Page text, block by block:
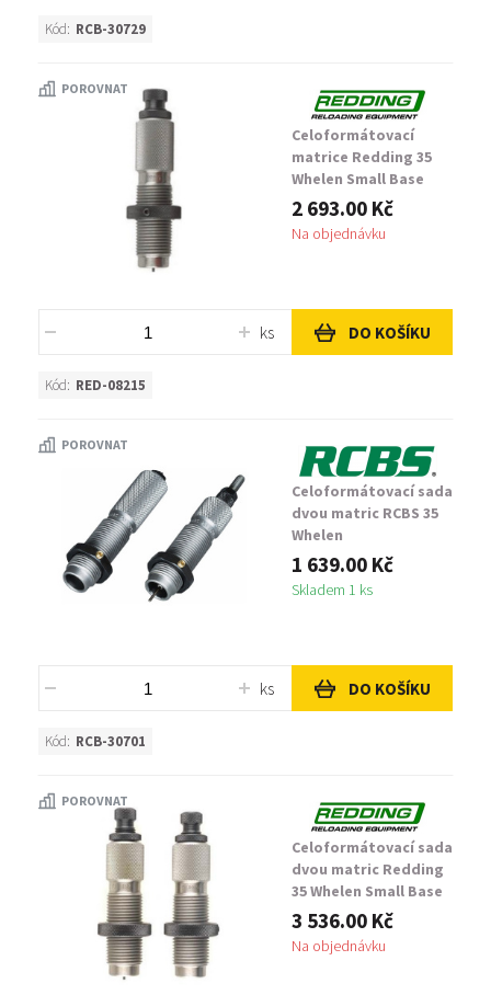
Kód: RCB-30729
POROVNAT
Celoformátovací
matrice Redding 35
Whelen Small Base
2 693.00 Kč
Na objednávku
ks DO KOŠÍKU
Kód: RED-08215
POROVNAT
Celoformátovací sada
dvou matric RCBS 35
Whelen
1 639.00 Kč
Skladem 1 ks
ks DO KOŠÍKU
Kód: RCB-30701
POROVNAT
Celoformátovací sada
dvou matric Redding
35 Whelen Small Base
3 536.00 Kč
Na objednávku